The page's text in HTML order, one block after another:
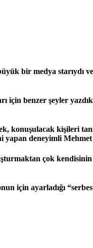
bir medya starıydı ve
için benzer şeyler
konuşulacak kişileri
yapan deneyimli
çok
için ayarladığı